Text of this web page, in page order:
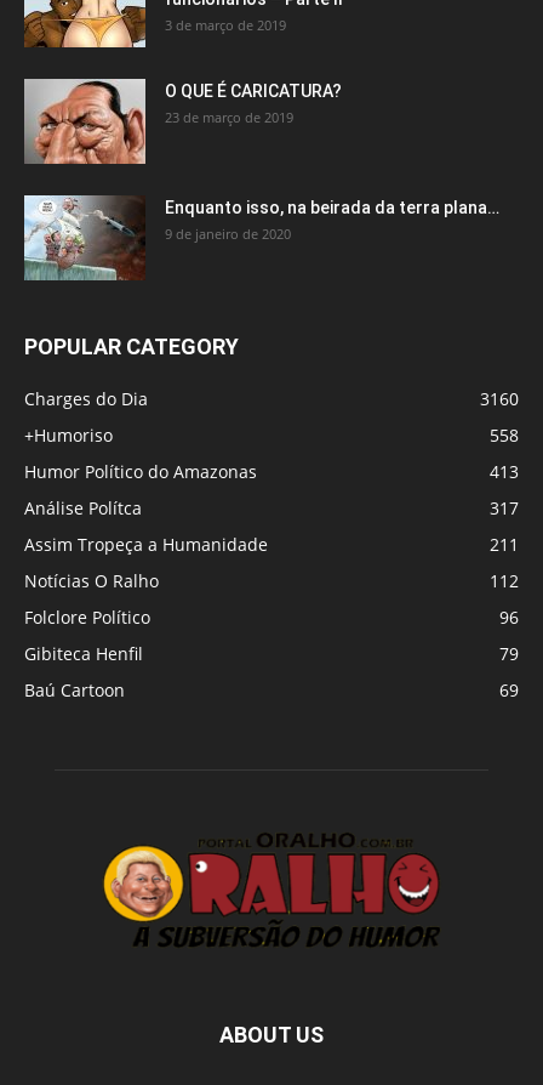
3 de março de 2019
O QUE É CARICATURA?
23 de março de 2019
Enquanto isso, na beirada da terra plana…
9 de janeiro de 2020
POPULAR CATEGORY
Charges do Dia
3160
+Humoriso
558
Humor Político do Amazonas
413
Análise Polítca
317
Assim Tropeça a Humanidade
211
Notícias O Ralho
112
Folclore Político
96
Gibiteca Henfil
79
Baú Cartoon
69
ABOUT US